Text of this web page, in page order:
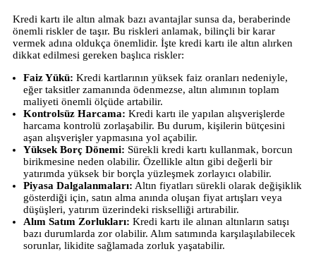
Kredi kartı ile altın almak bazı avantajlar sunsa da, beraberinde
önemli riskler de taşır. Bu riskleri anlamak, bilinçli bir karar
vermek adına oldukça önemlidir. İşte kredi kartı ile altın alırken
dikkat edilmesi gereken başlıca riskler:
Faiz Yükü: Kredi kartlarının yüksek faiz oranları nedeniyle,
eğer taksitler zamanında ödenmezse, altın alımının toplam
maliyeti önemli ölçüde artabilir.
Kontrolsüz Harcama: Kredi kartı ile yapılan alışverişlerde
harcama kontrolü zorlaşabilir. Bu durum, kişilerin bütçesini
aşan alışverişler yapmasına yol açabilir.
Yüksek Borç Dönemi: Sürekli kredi kartı kullanmak, borcun
birikmesine neden olabilir. Özellikle altın gibi değerli bir
yatırımda yüksek bir borçla yüzleşmek zorlayıcı olabilir.
Piyasa Dalgalanmaları: Altın fiyatları sürekli olarak değişiklik
gösterdiği için, satın alma anında oluşan fiyat artışları veya
düşüşleri, yatırım üzerindeki riskselliği artırabilir.
Alım Satım Zorlukları: Kredi kartı ile alınan altınların satışı
bazı durumlarda zor olabilir. Alım satımında karşılaşılabilecek
sorunlar, likidite sağlamada zorluk yaşatabilir.